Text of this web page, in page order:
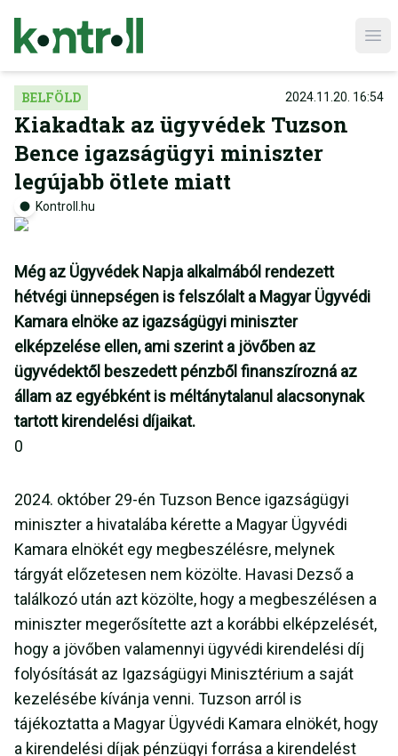
BELFÖLD 2024.11.20. 16:54
Kiakadtak az ügyvédek Tuzson
Bence igazságügyi miniszter
legújabb ötlete miatt
Kontroll.hu
Még az Ügyvédek Napja alkalmából rendezett
hétvégi ünnepségen is felszólalt a Magyar Ügyvédi
Kamara elnöke az igazságügyi miniszter
elképzelése ellen, ami szerint a jövőben az
ügyvédektől beszedett pénzből finanszírozná az
állam az egyébként is méltánytalanul alacsonynak
tartott kirendelési díjaikat.
0
2024. október 29-én Tuzson Bence igazságügyi
miniszter a hivatalába kérette a Magyar Ügyvédi
Kamara elnökét egy megbeszélésre, melynek
tárgyát előzetesen nem közölte. Havasi Dezső a
találkozó után azt közölte, hogy a megbeszélésen a
miniszter megerősítette azt a korábbi elképzelését,
hogy a jövőben valamennyi ügyvédi kirendelési díj
folyósítását az Igazságügyi Minisztérium a saját
kezelésébe kívánja venni. Tuzson arról is
tájékoztatta a Magyar Ügyvédi Kamara elnökét, hogy
a kirendelési díjak pénzügyi forrása a kirendelést